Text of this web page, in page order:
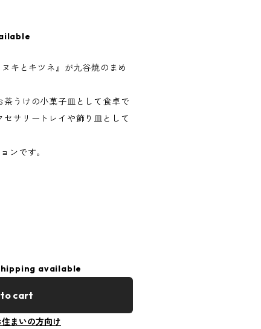
キとキツネ』が九谷焼のまめ
うけの小菓子皿として食卓で
サリートレイや飾り皿として
ンです。
available
cart
まいの方向け